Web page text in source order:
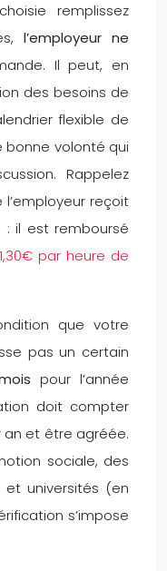
remplissez
l’employeur ne
Il peut, en
des besoins de
flexible de
bonne volonté qui
Rappelez
reçoit
: il est remboursé
par heure de
que votre
pas un certain
pour l’année
doit compter
an et être agréée.
sociale, des
universités (en
s’impose